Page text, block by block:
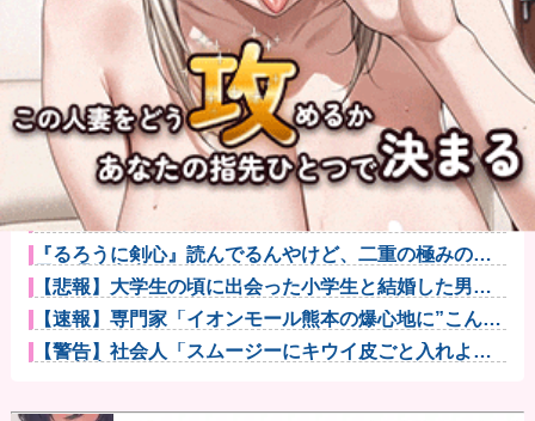
結果ｗｗｗｗ...
可愛すぎるおむすび屋さん（28）、新店舗に4000万円
阪神 小谷野栄一、片山大樹コーチが体調不良でベン
チ外、2軍か...
【食品消費税ゼロ】そんなに効果あるか？他
【衝撃】50代女性、京大病院で脳腫瘍手術→“腫瘍の無
い部位”...
【ロッテ対オリックス18回戦】ロッテ・安田、オリッ
クス・寺西...
【悲報】明日花キララさん、専門家からあまりにも非
情な一言を告...
巨乳インフルエンサー「20歳でアルファード一括で買
えちゃう私...
『るろうに剣心』読んでるんやけど、二重の極みの理
屈が理解出来...
【悲報】大学生の頃に出会った小学生と結婚した男、
めちゃくちゃ...
【速報】専門家「イオンモール熊本の爆心地に”こんな
もの”があ...
【警告】社会人「スムージーにキウイ皮ごと入れよ。